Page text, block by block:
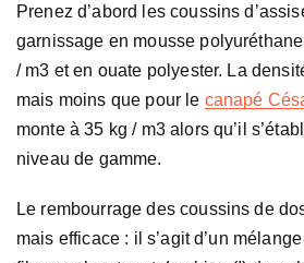
Prenez d’abord les coussins
garnissage en mousse
/ m3 et en ouate polyester. La
mais moins que pour le canapé
monte à 35 kg / m3 alors qu’il
niveau de gamme.
Le rembourrage des coussins de
mais efficace : il s’agit d’un